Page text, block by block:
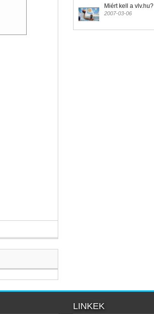
Miért kell a vlv.hu?
2007-03-06
LINKEK